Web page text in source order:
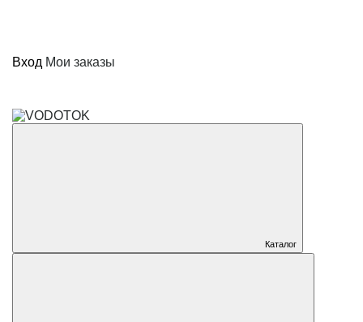
Вход Мои заказы
Каталог